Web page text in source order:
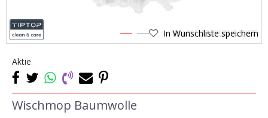
1 2 In Wunschliste speichern
Aktie
Wischmop Baumwolle